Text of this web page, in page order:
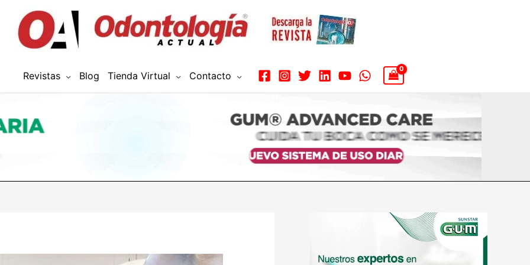
Revistas Blog Tienda Virtual Contacto